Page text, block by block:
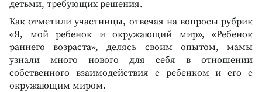
детьми, требующих решения.
Как отметили участницы, отвечая на вопросы рубрик
«Я, мой ребенок и окружающий мир», «Ребенок
раннего возраста», делясь своим опытом, мамы
узнали много нового для себя в отношении
собственного взаимодействия с ребенком и его с
окружающим миром.